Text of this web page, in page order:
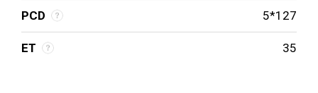
PCD 5*127
ET 35